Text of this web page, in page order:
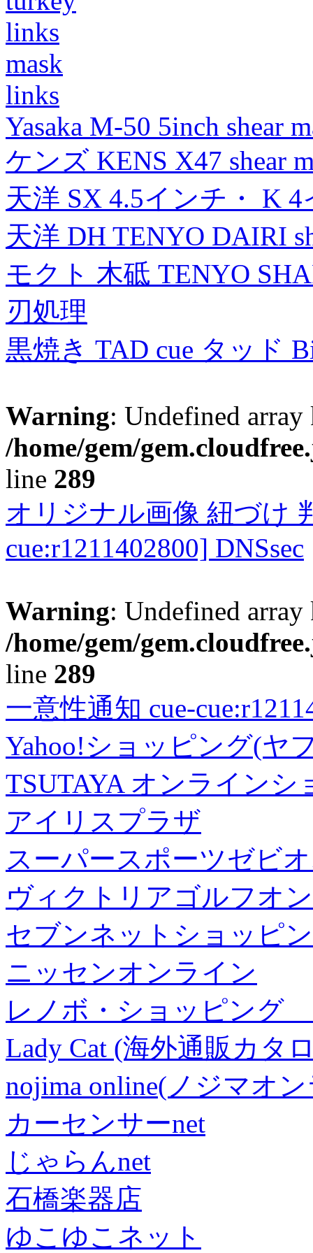
links
mask
links
Yasaka M-50 5inch shear
ケンズ KENS X47 shear
天洋 SX 4.5インチ・ K
天洋 DH TENYO DAIRI
モクト 木砥 TENYO
刃処理
黒焼き TAD cue タッド
Warning: Undefined
/home/gem/
line 289
オリジナル画像 紐づけ
cue:r1211402800] DNSsec
Warning: Undefined
/home/gem/
line 289
一意性通知 cue-
Yahoo!ショッピング(ヤ
TSUTAYA オンラインシ
アイリスプラザ
スーパースポーツゼビ
ヴィクトリアゴルフオ
セブンネットショッピ
ニッセンオンライン
レノボ・ショッピング
Lady Cat (海外通販カタ
nojima online(ノジマオ
カーセンサーnet
じゃらんnet
石橋楽器店
ゆこゆこネット